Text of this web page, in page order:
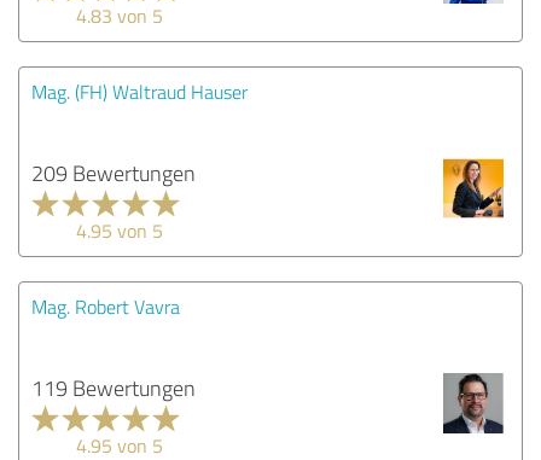
4.83 von 5
Mag. (FH) Waltraud Hauser
209 Bewertungen
4.95 von 5
Mag. Robert Vavra
119 Bewertungen
4.95 von 5